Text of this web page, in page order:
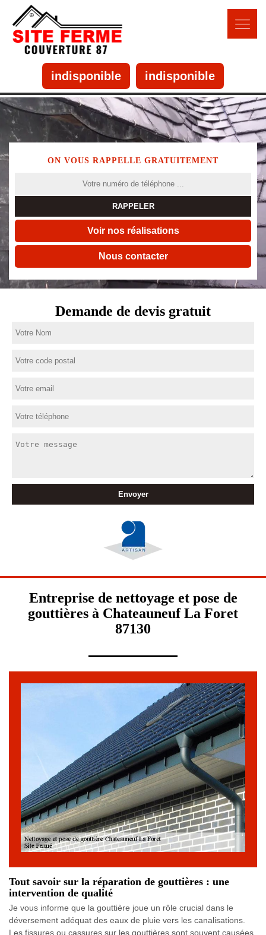
indisponible indisponible
ON VOUS RAPPELLE GRATUITEMENT
Voir nos réalisations
Nous contacter
Demande de devis gratuit
Entreprise de nettoyage et pose de
gouttières à Chateauneuf La Foret
87130
Tout savoir sur la réparation de gouttières : une
intervention de qualité
Je vous informe que la gouttière joue un rôle crucial dans le
déversement adéquat des eaux de pluie vers les canalisations.
Les fissures ou cassures sur les gouttières sont souvent causées